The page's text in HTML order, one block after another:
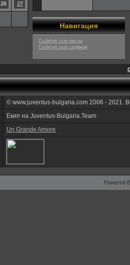
26 27
Навигация
· Събития този месец
· Събития тази седмица
© www.juventus-bulgaria.com 2006 - 2021.
Екип на Juventus-Bulgaria.Team
Un Grande Amore
Powered